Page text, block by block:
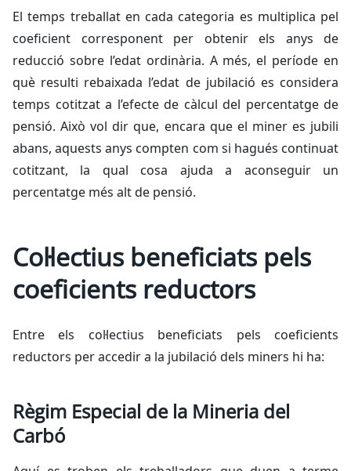
El temps treballat en cada categoria es multiplica pel
coeficient corresponent per obtenir els anys de
reducció sobre l’edat ordinària. A més, el període en
què resulti rebaixada l’edat de jubilació es considera
temps cotitzat a l’efecte de càlcul del percentatge de
pensió. Això vol dir que, encara que el miner es jubili
abans, aquests anys compten com si hagués continuat
cotitzant, la qual cosa ajuda a aconseguir un
percentatge més alt de pensió.
Col·lectius beneficiats pels
coeficients reductors
Entre els col·lectius beneficiats pels coeficients
reductors per accedir a la jubilació dels miners hi ha:
Règim Especial de la Mineria del
Carbó